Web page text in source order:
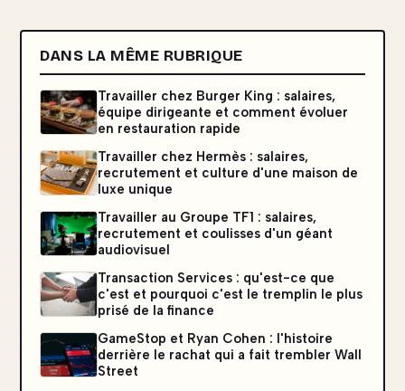
DANS LA MÊME RUBRIQUE
Travailler chez Burger King : salaires,
équipe dirigeante et comment évoluer
en restauration rapide
Travailler chez Hermès : salaires,
recrutement et culture d'une maison de
luxe unique
Travailler au Groupe TF1 : salaires,
recrutement et coulisses d'un géant
audiovisuel
Transaction Services : qu'est-ce que
c'est et pourquoi c'est le tremplin le plus
prisé de la finance
GameStop et Ryan Cohen : l'histoire
derrière le rachat qui a fait trembler Wall
Street